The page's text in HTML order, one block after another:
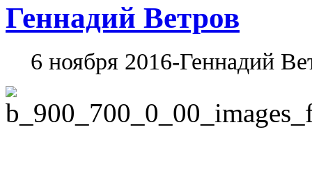
Геннадий Ветров
6 ноября 2016-Геннадий